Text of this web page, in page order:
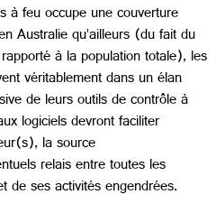
à feu occupe une couverture
Australie qu’ailleurs (du fait du
à la population totale), les
véritablement dans un élan
de leurs outils de contrôle à
logiciels devront faciliter
la source
relais entre toutes les
de ses activités engendrées.